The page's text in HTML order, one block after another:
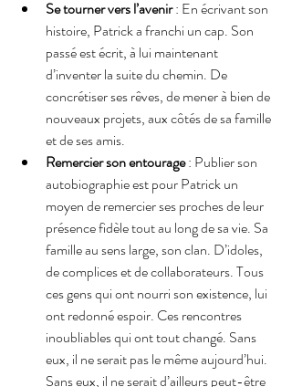
Se tourner vers l’avenir : En écrivant son
histoire, Patrick a franchi un cap. Son
passé est écrit, à lui maintenant
d’inventer la suite du chemin. De
concrétiser ses rêves, de mener à bien de
nouveaux projets, aux côtés de sa famille
et de ses amis.
Remercier son entourage : Publier son
autobiographie est pour Patrick un
moyen de remercier ses proches de leur
présence fidèle tout au long de sa vie. Sa
famille au sens large, son clan. D’idoles,
de complices et de collaborateurs. Tous
ces gens qui ont nourri son existence, lui
ont redonné espoir. Ces rencontres
inoubliables qui ont tout changé. Sans
eux, il ne serait pas le même aujourd’hui.
Sans eux, il ne serait d’ailleurs peut-être